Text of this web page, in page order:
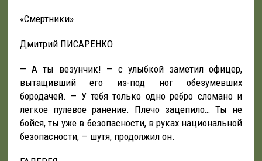
«Смертники»
Дмитрий ПИСАРЕНКО
— А ты везунчик! — с улыбкой заметил офицер,
вытащивший его из-под ног обезумевших
бородачей. — У тебя только одно ребро сломано и
легкое пулевое ранение. Плечо зацепило… Ты не
бойся, ты уже в безопасности, в руках национальной
безопасности, — шутя, продолжил он.